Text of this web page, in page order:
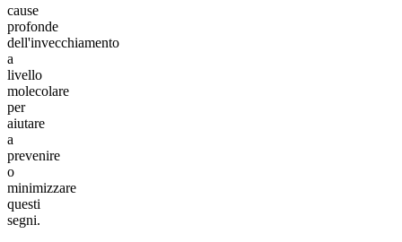
cause
profonde
dell'invecchiamento
a
livello
molecolare
per
aiutare
a
prevenire
o
minimizzare
questi
segni.